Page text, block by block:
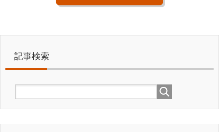
記事検索